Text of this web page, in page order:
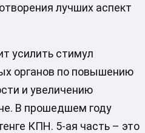
лучших аспект
усилить стимул
органов по повышению
и увеличению
В прошедшем году
КПН. 5-ая часть – это